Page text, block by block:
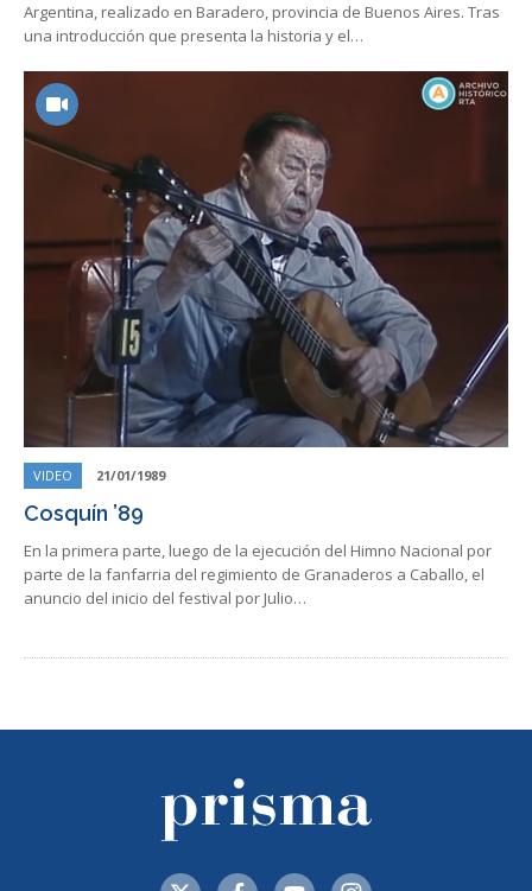
Argentina, realizado en Baradero, provincia de Buenos Aires. Tras
una introducción que presenta la historia y el…
VIDEO 21/01/1989
Cosquín ’89
En la primera parte, luego de la ejecución del Himno Nacional por
parte de la fanfarria del regimiento de Granaderos a Caballo, el
anuncio del inicio del festival por Julio…